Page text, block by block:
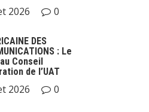
2026 0
DES
: Le
Conseil
de l’UAT
2026 0